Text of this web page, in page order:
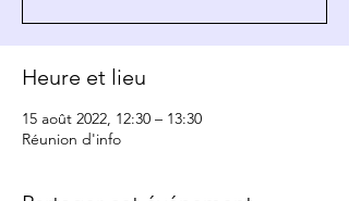
Heure et lieu
15 août 2022, 12:30 – 13:30
Réunion d'info